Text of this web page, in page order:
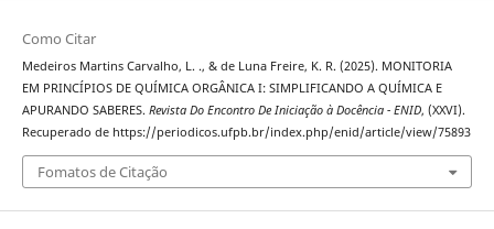
Como Citar
Medeiros Martins Carvalho, L. ., & de Luna Freire, K. R. (2025). MONITORIA
EM PRINCÍPIOS DE QUÍMICA ORGÂNICA I: SIMPLIFICANDO A QUÍMICA E
APURANDO SABERES. Revista Do Encontro De Iniciação à Docência - ENID, (XXVI).
Recuperado de https://periodicos.ufpb.br/index.php/enid/article/view/75893
Fomatos de Citação